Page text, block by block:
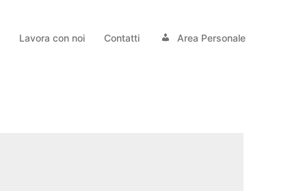
Lavora con noi Contatti Area Personale